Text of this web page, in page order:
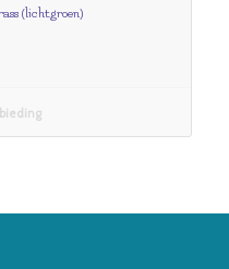
(lichtgroen)